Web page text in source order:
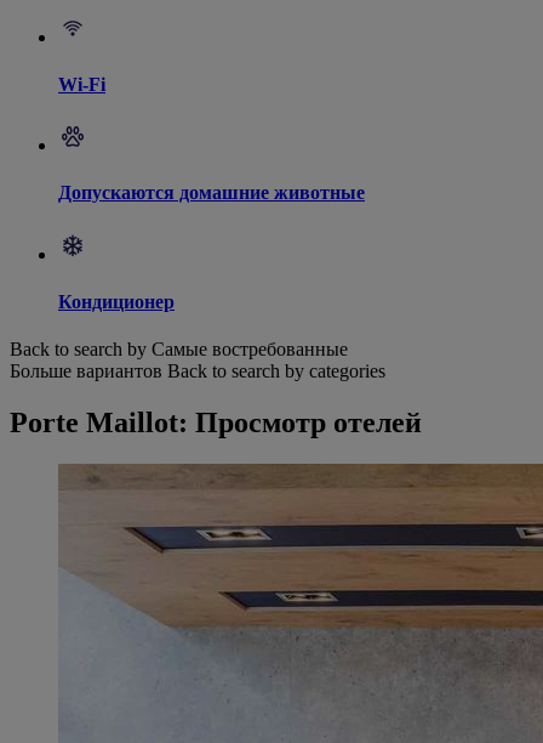
Wi-Fi
Допускаются домашние животные
Кондиционер
Back to search by Самые востребованные
Больше вариантов Back to search by categories
Porte Maillot: Просмотр отелей